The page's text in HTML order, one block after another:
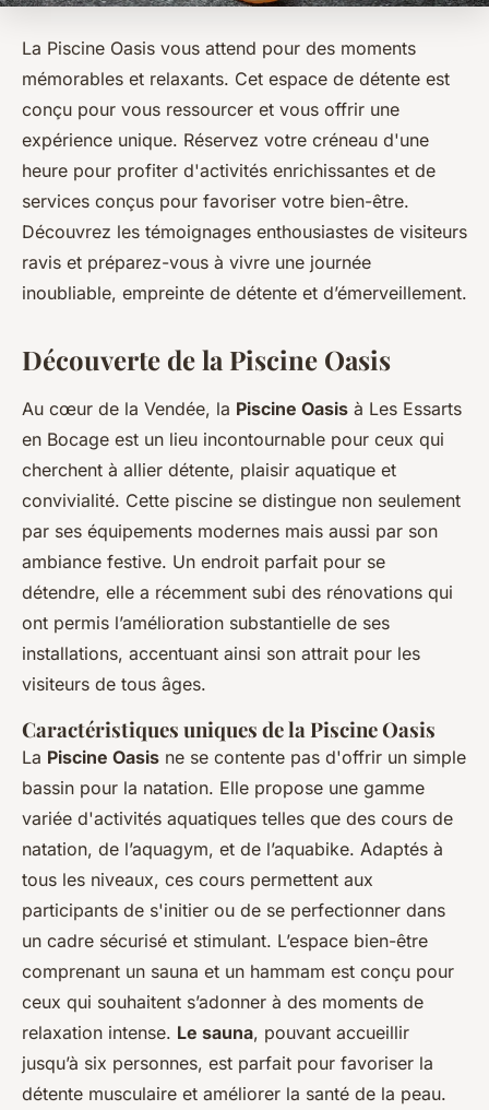
La Piscine Oasis vous attend pour des moments
mémorables et relaxants. Cet espace de détente est
conçu pour vous ressourcer et vous offrir une
expérience unique. Réservez votre créneau d'une
heure pour profiter d'activités enrichissantes et de
services conçus pour favoriser votre bien-être.
Découvrez les témoignages enthousiastes de visiteurs
ravis et préparez-vous à vivre une journée
inoubliable, empreinte de détente et d’émerveillement.
Découverte de la Piscine Oasis
Au cœur de la Vendée, la Piscine Oasis à Les Essarts
en Bocage est un lieu incontournable pour ceux qui
cherchent à allier détente, plaisir aquatique et
convivialité. Cette piscine se distingue non seulement
par ses équipements modernes mais aussi par son
ambiance festive. Un endroit parfait pour se
détendre, elle a récemment subi des rénovations qui
ont permis l’amélioration substantielle de ses
installations, accentuant ainsi son attrait pour les
visiteurs de tous âges.
Caractéristiques uniques de la Piscine Oasis
La Piscine Oasis ne se contente pas d'offrir un simple
bassin pour la natation. Elle propose une gamme
variée d'activités aquatiques telles que des cours de
natation, de l’aquagym, et de l’aquabike. Adaptés à
tous les niveaux, ces cours permettent aux
participants de s'initier ou de se perfectionner dans
un cadre sécurisé et stimulant. L’espace bien-être
comprenant un sauna et un hammam est conçu pour
ceux qui souhaitent s’adonner à des moments de
relaxation intense. Le sauna, pouvant accueillir
jusqu’à six personnes, est parfait pour favoriser la
détente musculaire et améliorer la santé de la peau.